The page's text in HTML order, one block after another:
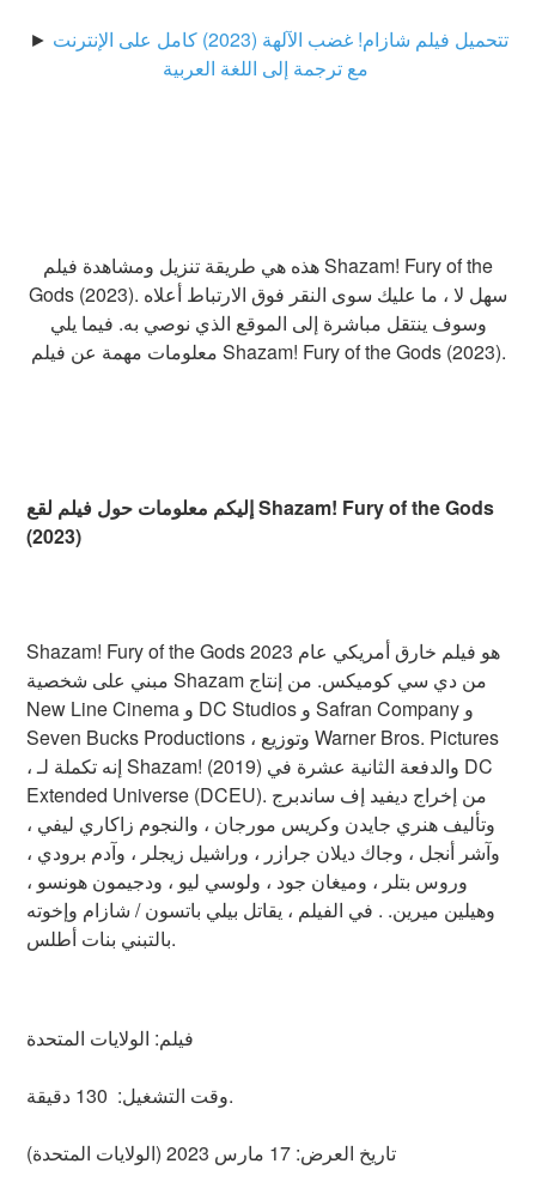
► تتحميل فيلم شازام! غضب الآلهة (2023) كامل على الإنترنت
هذه هي طريقة تنزيل ومشاهدة فيلم Shazam! Fury of the
Gods (2023). سهل لا ، ما عليك سوى النقر فوق الارتباط أعلاه
وسوف ينتقل مباشرة إلى الموقع الذي نوصي به. فيما يلي
معلومات مهمة عن فيلم Shazam! Fury of the Gods (2023).
إليكم معلومات حول فيلم لقع Shazam! Fury of the Gods
(2023)
Shazam! Fury of the Gods هو فيلم خارق أمريكي عام 2023
مبني على شخصية Shazam من دي سي كوميكس. من إنتاج
New Line Cinema و DC Studios و Safran Company و
Seven Bucks Productions ، وتوزيع Warner Bros. Pictures
، إنه تكملة لـ Shazam! (2019) والدفعة الثانية عشرة في DC
Extended Universe (DCEU). من إخراج ديفيد إف ساندبرج
وتأليف هنري جايدن وكريس مورجان ، والنجوم زاكاري ليفي ،
وآشر أنجل ، وجاك ديلان جرازر ، وراشيل زيجلر ، وآدم برودي ،
وروس بتلر ، وميغان جود ، ولوسي ليو ، ودجيمون هونسو ،
وهيلين ميرين. . في الفيلم ، يقاتل بيلي باتسون / شازام وإخوته
بالتبني بنات أطلس.
فيلم: الولايات المتحدة
وقت التشغيل: 130 دقيقة.
تاريخ العرض: 17 مارس 2023 (الولايات المتحدة)